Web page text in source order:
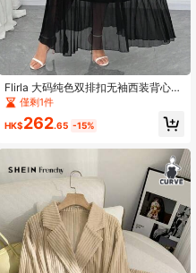
Flirla 大码纯色双排扣无袖西装背心和
网眼拼接短裙套装
僅剩1件
HK$262.65 -15%